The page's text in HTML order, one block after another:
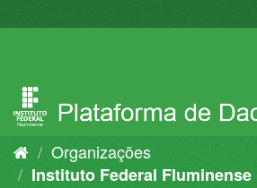
para
Organizações
Instituto Federal Fluminense